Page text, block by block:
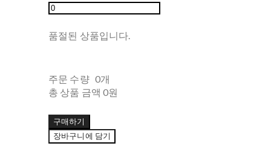
품절된 상품입니다.
주문 수량 0개
총 상품 금액 0원
구매하기
장바구니에 담기